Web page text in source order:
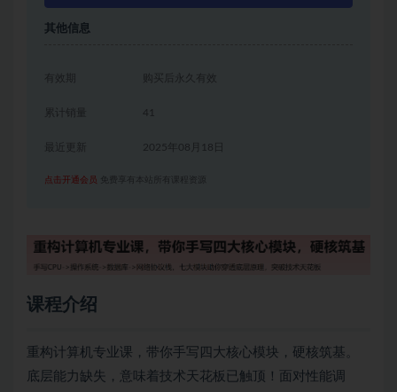
其他信息
有效期 购买后永久有效
累计销量 41
2025年08月18日
点击开通会员 免费享有本站所有课程资源
课程介绍
重构计算机专业课，带你手写四大核心模块，硬核筑基。
底层能力缺失，意味着技术天花板已触顶！面对性能调